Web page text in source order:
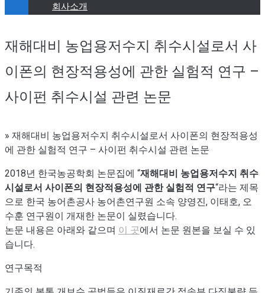
회사소개
재해대비 농업용저수지 취수시설로서 사
이폰의 현장적용성에 관한 실험적 연구 –
사이펀 취수시설 관련 논문
» 재해대비 농업용저수지 취수시설로서 사이폰의 현장적용성
에 관한 실험적 연구 – 사이펀 취수시설 관련 논문
2018년 한국농공학회 논문집에 “재해대비 농업용저수지 취수
시설로서 사이폰의 현장적용성에 관한 실험적 연구“라는 제목
으로 한국 농어촌공사 농어촌연구원 소속 양영진, 이태호, 오
수훈 연구원이 개재한 논문이 실렸습니다.
논문 내용은 아래와 같으며 이 곳에서 논문 원본을 보실 수 있
습니다.
연구목적